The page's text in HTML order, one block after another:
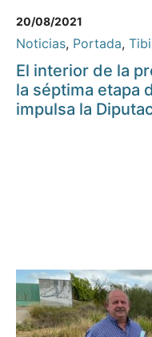
20/08/2021
Noticias, Portada, Tibi
El interior de la
la séptima etapa
impulsa la